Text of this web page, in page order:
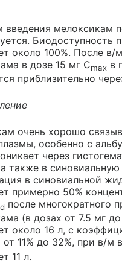
введения мелоксикам
Биодоступность
около 100%. После в/
в дозе 15 мг Сmax в
приблизительно
очень хорошо
особенно с
через
также в
в синовиальной
примерно 50%
d после многократного
(в дозах от 7.5 мг до
около 16 л, с
11% до 32%, при в/м
11 л.